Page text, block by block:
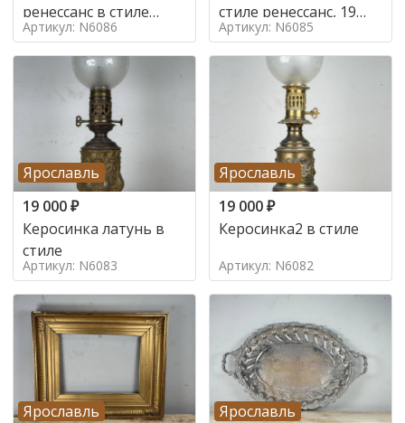
ренессанс в стиле
ренессанс,
Артикул: N6086
стиле ренессанс, 19
век
Артикул: N6085
Ярославль
19 000₽
Керосинка латунь в
стиле
Артикул: N6083
Ярославль
19 000₽
Керосинка2 в стиле
Артикул: N6082
Ярославль
Ярославль